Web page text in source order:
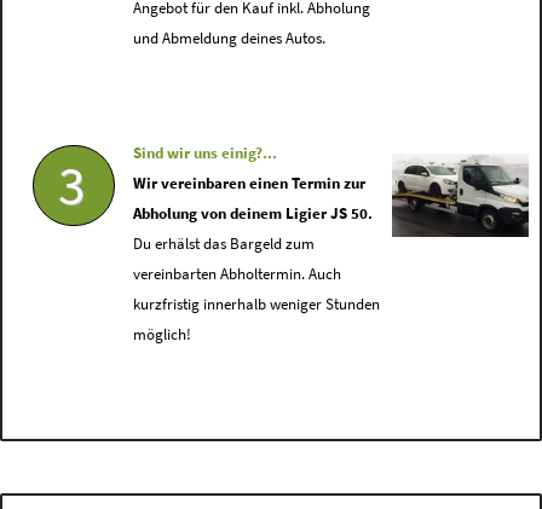
Angebot für den Kauf inkl. Abholung
und Abmeldung deines Autos.
3
Sind wir uns einig?...
Wir vereinbaren einen Termin zur
Abholung von deinem Ligier JS 50.
Du erhälst das Bargeld zum
vereinbarten Abholtermin. Auch
kurzfristig innerhalb weniger Stunden
möglich!